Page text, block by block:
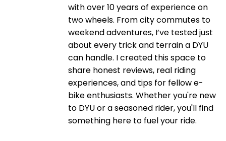
with over 10 years of experience on
two wheels. From city commutes to
weekend adventures, I’ve tested just
about every trick and terrain a DYU
can handle. I created this space to
share honest reviews, real riding
experiences, and tips for fellow e-
bike enthusiasts. Whether you're new
to DYU or a seasoned rider, you'll find
something here to fuel your ride.